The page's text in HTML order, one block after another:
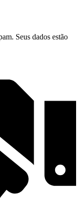
Seus dados estão